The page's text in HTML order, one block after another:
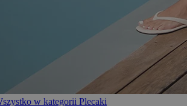
w kategorii Plecaki